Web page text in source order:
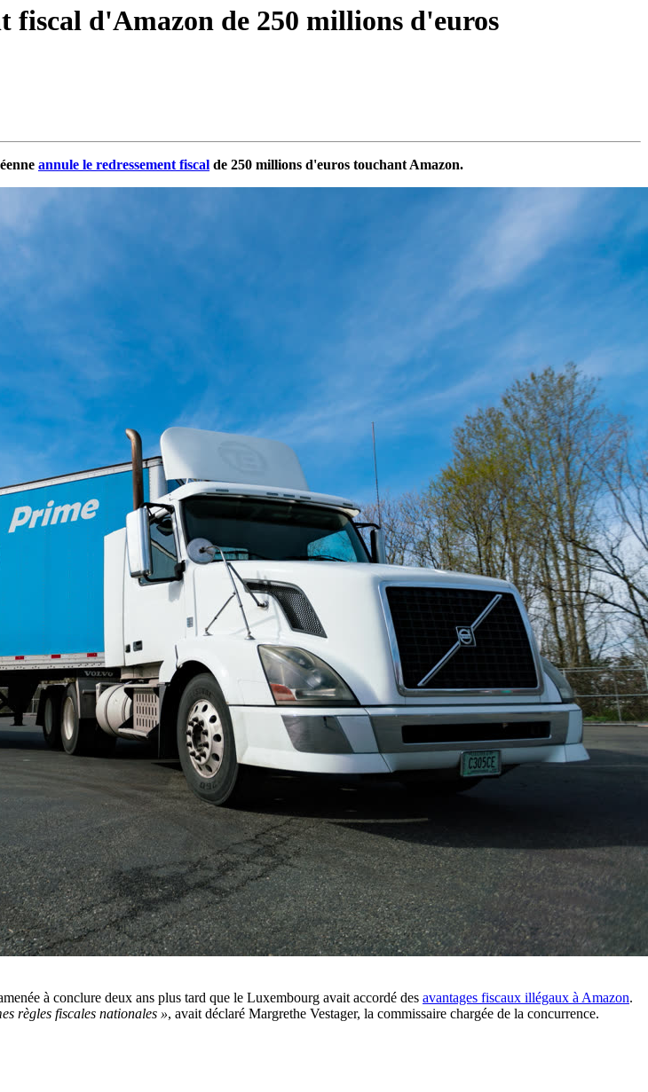
fiscal d'Amazon de 250 millions d'euros
annule le redressement fiscal de 250 millions d'euros touchant Amazon.
à conclure deux ans plus tard que le Luxembourg avait accordé des avantages fiscaux illégaux à Amazon.
règles fiscales nationales », avait déclaré Margrethe Vestager, la commissaire chargée de la concurrence.